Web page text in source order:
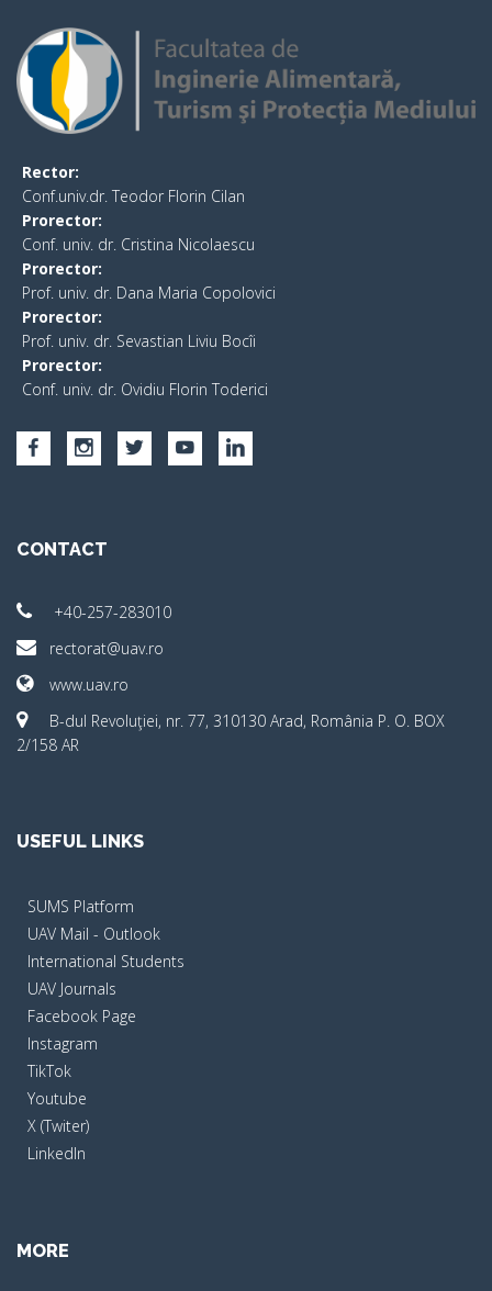
Rector:
Conf.univ.dr. Teodor Florin Cilan
Prorector:
Conf. univ. dr. Cristina Nicolaescu
Prorector:
Prof. univ. dr. Dana Maria Copolovici
Prorector:
Prof. univ. dr. Sevastian Liviu Bocîi
Prorector:
Conf. univ. dr. Ovidiu Florin Toderici
CONTACT
+40-257-283010
rectorat@uav.ro
www.uav.ro
B-dul Revoluţiei, nr. 77, 310130 Arad, România P. O. BOX
2/158 AR
USEFUL LINKS
SUMS Platform
UAV Mail - Outlook
International Students
UAV Journals
Facebook Page
Instagram
TikTok
Youtube
X (Twiter)
LinkedIn
MORE